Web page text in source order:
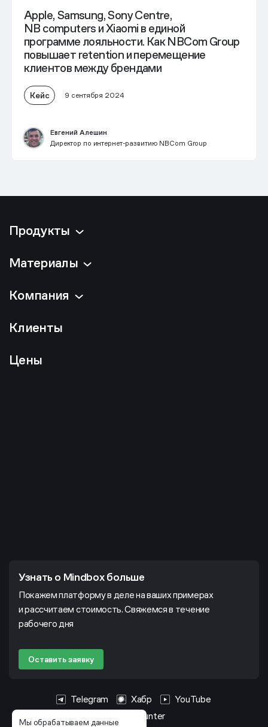
Мы обрабатываем данные
Apple, Samsung, Sony Centre,
NB computers и Xiaomi в единой
программе лояльности. Как NBCom Group
повышает retention и перемещение
клиентов между брендами
Кейс 9 сентября 2024
Евгений Алешин
Директор по интернет-развитию NBCom Group
Продукты
Материалы
Компания
Клиенты
Цены
Узнать о Mindbox больше
Покажем платформу в деле на ваших примерах
и рассчитаем стоимость. Свяжемся в течение
рабочего дня
Оставить заявку
Telegram Хабр
YouTube
HeadHunter